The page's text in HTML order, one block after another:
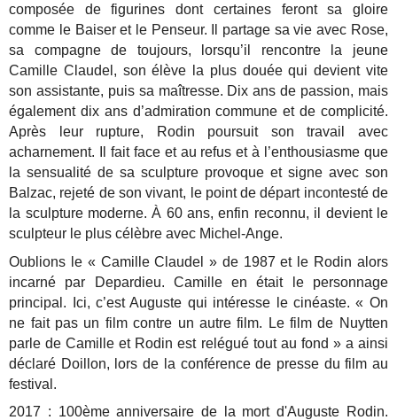
composée de figurines dont certaines feront sa gloire
comme le Baiser et le Penseur. Il partage sa vie avec Rose,
sa compagne de toujours, lorsqu’il rencontre la jeune
Camille Claudel, son élève la plus douée qui devient vite
son assistante, puis sa maîtresse. Dix ans de passion, mais
également dix ans d’admiration commune et de complicité.
Après leur rupture, Rodin poursuit son travail avec
acharnement. Il fait face et au refus et à l’enthousiasme que
la sensualité de sa sculpture provoque et signe avec son
Balzac, rejeté de son vivant, le point de départ incontesté de
la sculpture moderne. À 60 ans, enfin reconnu, il devient le
sculpteur le plus célèbre avec Michel-Ange.
Oublions le « Camille Claudel » de 1987 et le Rodin alors
incarné par Depardieu. Camille en était le personnage
principal. Ici, c’est Auguste qui intéresse le cinéaste. « On
ne fait pas un film contre un autre film. Le film de Nuytten
parle de Camille et Rodin est relégué tout au fond » a ainsi
déclaré Doillon, lors de la conférence de presse du film au
festival.
2017 : 100ème anniversaire de la mort d'Auguste Rodin.